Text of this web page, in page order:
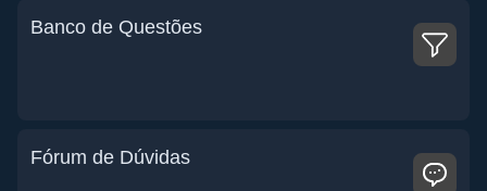
Banco de Questões
Fórum de Dúvidas